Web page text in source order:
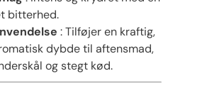
bitterhed.
: Tilføjer en kraftig,
dybde til aftensmad,
og stegt kød.